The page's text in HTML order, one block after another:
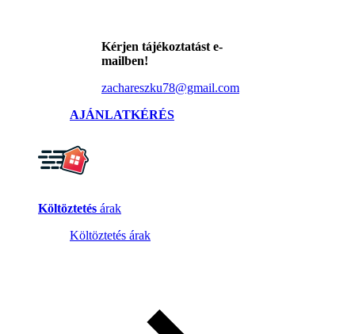
Kérjen tájékoztatást e-
mailben!
zachareszku78@gmail.com
AJÁNLATKÉRÉS
Költöztetés árak
Költöztetés árak